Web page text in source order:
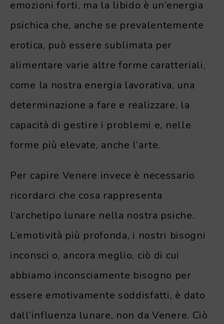
emozioni forti, ma la libido è un’energia
psichica che, anche se prevalentemente
erotica, può essere sublimata per
alimentare varie altre forme caratteriali,
come la nostra energia lavorativa, una
determinazione a fare e realizzare, la
capacità di gestire i problemi e, nelle
forme più elevate, anche l’arte.
Per capire Venere invece è necessario
ricordarci che cosa rappresenta
l’archetipo lunare nella nostra psiche.
L’emotività più profonda, i nostri bisogni
inconsci o, ancora meglio, ciò di cui
abbiamo inconsciamente bisogno per
essere emotivamente soddisfatti, è dato
dall’influenza lunare, non da Venere. Ciò